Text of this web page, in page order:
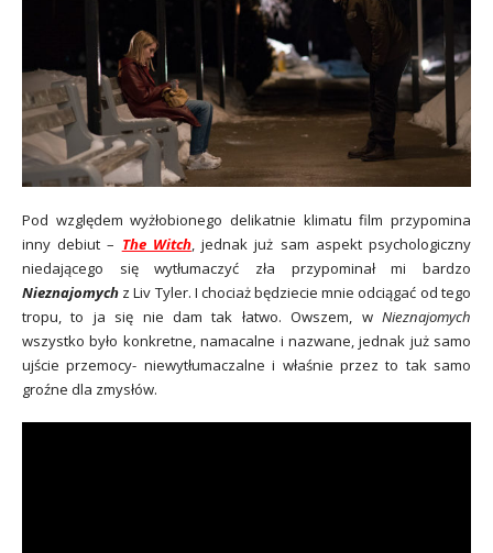
Pod względem wyżłobionego delikatnie klimatu film przypomina
inny debiut – The Witch, jednak już sam aspekt psychologiczny
niedającego się wytłumaczyć zła przypominał mi bardzo
Nieznajomych z Liv Tyler. I chociaż będziecie mnie odciągać od tego
tropu, to ja się nie dam tak łatwo. Owszem, w Nieznajomych
wszystko było konkretne, namacalne i nazwane, jednak już samo
ujście przemocy- niewytłumaczalne i właśnie przez to tak samo
groźne dla zmysłów.